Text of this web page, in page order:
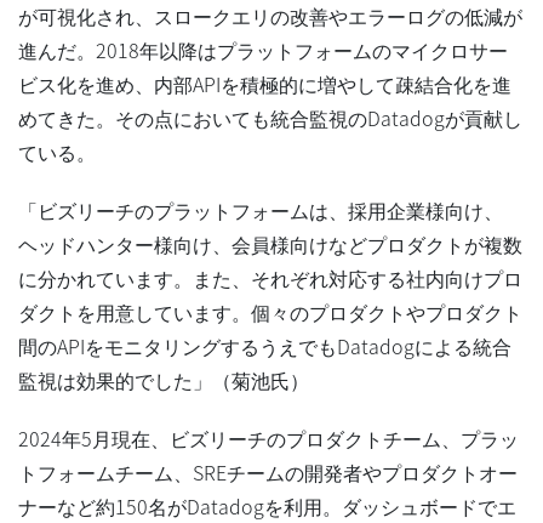
が可視化され、スロークエリの改善やエラーログの低減が
進んだ。2018年以降はプラットフォームのマイクロサー
ビス化を進め、内部APIを積極的に増やして疎結合化を進
めてきた。その点においても統合監視のDatadogが貢献し
ている。
「ビズリーチのプラットフォームは、採用企業様向け、
ヘッドハンター様向け、会員様向けなどプロダクトが複数
に分かれています。また、それぞれ対応する社内向けプロ
ダクトを用意しています。個々のプロダクトやプロダクト
間のAPIをモニタリングするうえでもDatadogによる統合
監視は効果的でした」（菊池氏）
2024年5月現在、ビズリーチのプロダクトチーム、プラッ
トフォームチーム、SREチームの開発者やプロダクトオー
ナーなど約150名がDatadogを利用。ダッシュボードでエ